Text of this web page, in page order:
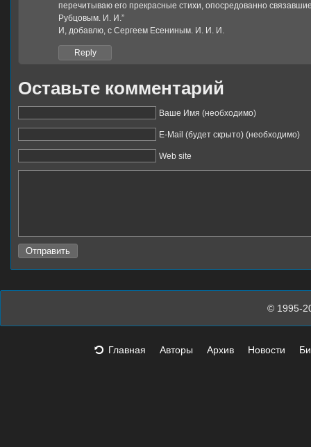
перечитываю его прекрасные стихи, опосредованно
Рубцовым. И. И.”
И, добавлю, с Сергеем Есениным. И. И. И.
Reply
Оставьте комментарий
Ваше Имя (необходимо)
E-Mail (будет скрыто) (необходимо)
Web site
© 1995-
Главная Авторы Архив Новости